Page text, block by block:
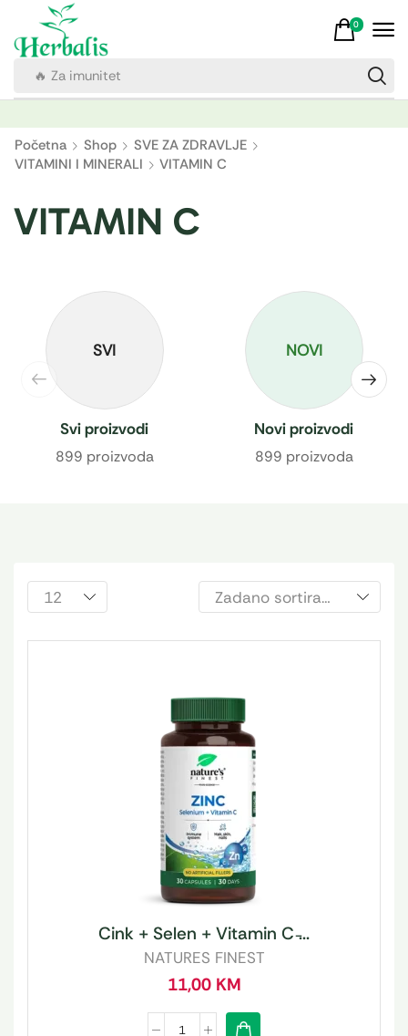
🔥 Za imunitet
0
Početna Shop
SVE ZA ZDRAVLJE
VITAMINI I MINERALI
VITAMIN C
VITAMIN C
SVI
Svi proizvodi
899 proizvoda
NOVI
Novi proizvodi
899 proizvoda
Cink + Selen + Vitamin C ̵...
NATURES FINEST
11,00 KM